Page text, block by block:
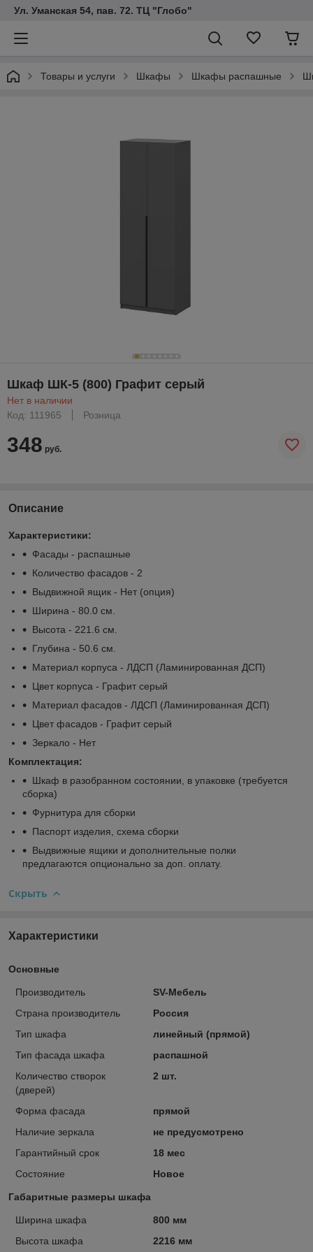
Ул. Уманская 54, пав. 72. ТЦ "Глобо"
Товары и услуги Шкафы Шкафы распашные
Шкаф ШК-5 (800) Графит серый
Нет в наличии
Код: 111965
Розница
348 руб.
Описание
Характеристики:
Фасады - распашные
Количество фасадов - 2
Выдвижной ящик - Нет (опция)
Ширина - 80.0 см.
Высота - 221.6 см.
Глубина - 50.6 см.
Материал корпуса - ЛДСП (Ламинированная ДСП)
Цвет корпуса - Графит серый
Материал фасадов - ЛДСП (Ламинированная ДСП)
Цвет фасадов - Графит серый
Зеркало - Нет
Комплектация:
Шкаф в разобранном состоянии, в упаковке (требуется
сборка)
Фурнитура для сборки
Паспорт изделия, схема сборки
Выдвижные ящики и дополнительные полки
предлагаются опционально за доп. оплату.
Скрыть
Характеристики
Основные
Производитель
SV-Мебель
Страна производитель
Россия
Тип шкафа
линейный (прямой)
Тип фасада шкафа
распашной
Количество створок
(дверей)
2 шт.
Форма фасада
прямой
Наличие зеркала
не предусмотрено
Гарантийный срок
18 мес
Состояние
Новое
Габаритные размеры шкафа
Ширина шкафа
800 мм
Высота шкафа
2216 мм